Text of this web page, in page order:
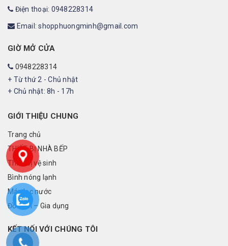
Điện thoại: 0948228314
Email: shopphuongminh@gmail.com
GIỜ MỞ CỬA
0948228314
+ Từ thứ 2 - Chủ nhật
+ Chủ nhật: 8h - 17h
GIỚI THIỆU CHUNG
Trang chủ
THIẾT BỊ NHÀ BẾP
Thiết bị vệ sinh
Bình nóng lạnh
Máy lọc nước
Đồ điện – Gia dụng
KẾT NỐI VỚI CHÚNG TÔI